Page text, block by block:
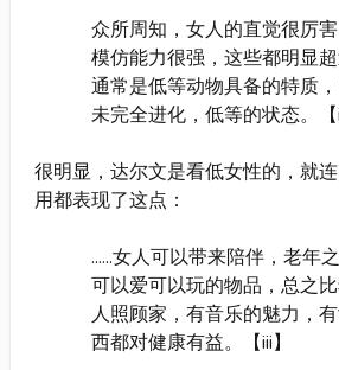
众所周知，女人的直觉很厉
模仿能力很强，这些都明显
通常是低等动物具备的特质
未完全进化，低等的状态。【ii
很明显，达尔文是看低女性的，就
用都表现了这点：
......女人可以带来陪伴，老年
可以爱可以玩的物品，总之
人照顾家，有音乐的魅力，
西都对健康有益。【iii】